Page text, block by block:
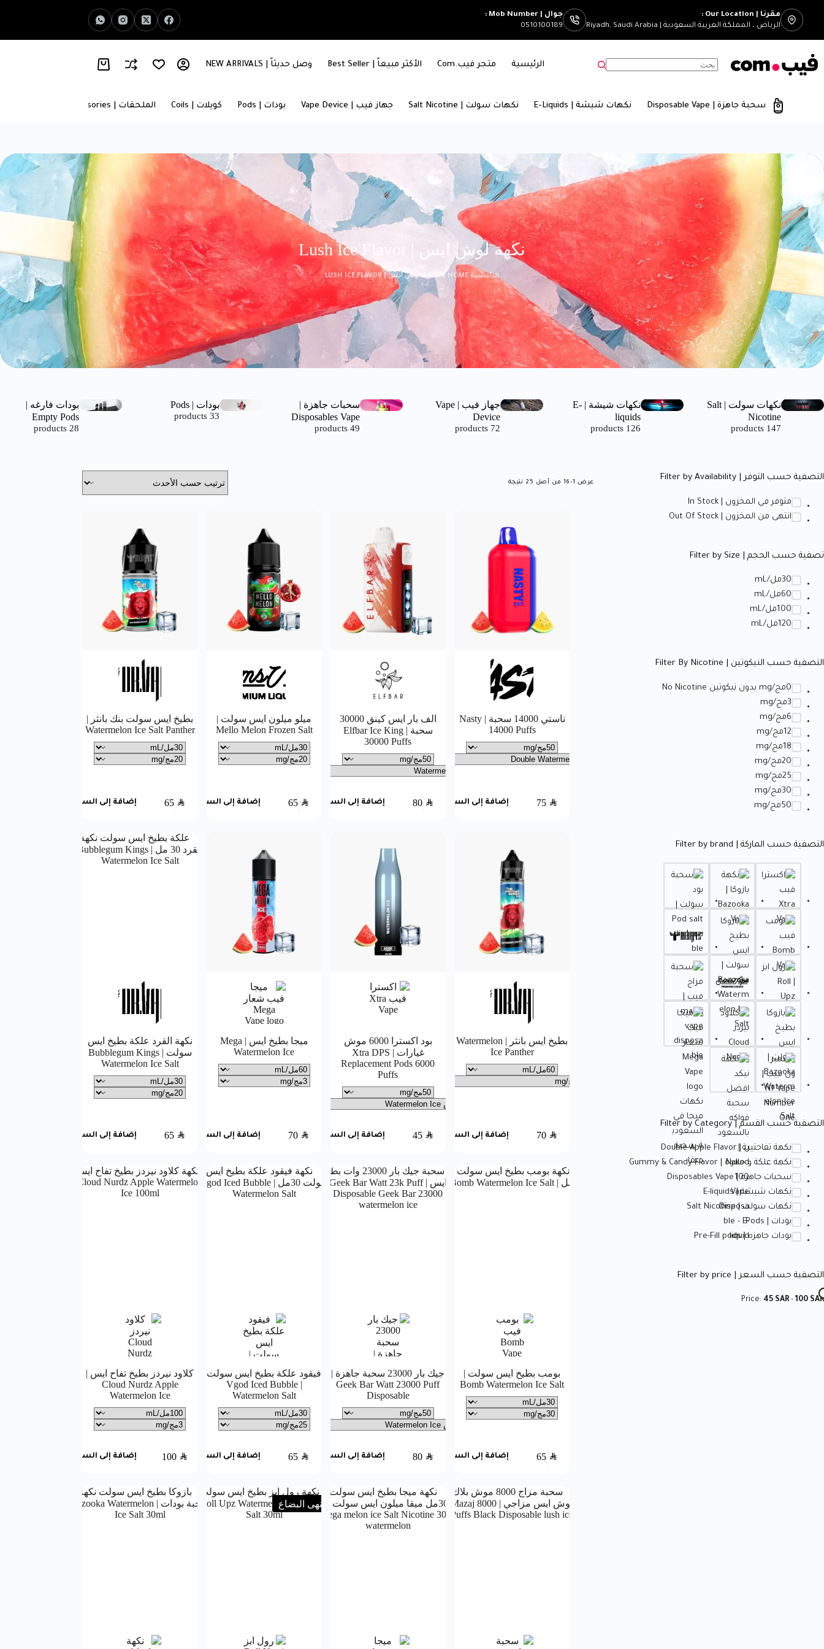
مقرنا | Our Location :
الرياض ، المملكة العربية السعودية | Riyadh, Saudi Arabia
جوال | Mob Number :
0510100189
الرئيسية متجر فيب.com الأكثر مبيعاً | Best Seller وصل حديثاً | NEW ARRIVALS اخبار الفيب | Vape News
سحبة جاهزة | Disposable Vape نكهات شيشة | E-Liquids نكهات سولت | Salt Nicotine جهاز فيب | Vape Device بودات | Pods كويلات | Coils الملحقات | Accessories
نكهة لوش ايس | Lush Ice Flavor
الرئيسية HOME »نكهة لوش ايس | LUSH ICE FLAVOR
نكهات سولت | Salt
Nicotine
147 products
نكهات شيشة | E-
liquids
126 products
جهاز فيب | Vape
Device
72 products
سحبات جاهزة |
Disposables Vape
49 products
بودات | Pods
33 products
بودات فارغه |
Empty Pods
28 products
عرض 1–16 من أصل 25 نتيجة
ناستي 14000 سحبة | Nasty
14000 Puffs
75 SAR إضافة إلى السلة
الف بار ايس كينق 30000
سحبة | Elfbar Ice King
30000 Puffs
80 SAR إضافة إلى السلة
ميلو ميلون ايس سولت |
Mello Melon Frozen Salt
65 SAR إضافة إلى السلة
بطيخ ايس سولت بنك بانثر |
Watermelon Ice Salt Panther
65 SAR إضافة إلى السلة
بطيخ ايس بانثر | Watermelon
Ice Panther
70 SAR إضافة إلى السلة
بود اكسترا 6000 موش
غيارات | Xtra DPS
Replacement Pods 6000
Puffs
45 SAR إضافة إلى السلة
ميجا بطيخ ايس | Mega
Watermelon Ice
70 SAR إضافة إلى السلة
نكهة القرد علكة بطيخ ايس
سولت | Bubblegum Kings
Watermelon Ice Salt
65 SAR إضافة إلى السلة
بومب بطيخ ايس سولت |
Bomb Watermelon Ice Salt
65 SAR إضافة إلى السلة
جيك بار 23000 سحبة جاهزة |
Geek Bar Watt 23000 Puff
Disposable
80 SAR إضافة إلى السلة
فيقود علكة بطيخ ايس سولت
| Vgod Iced Bubble
Watermelon Salt
65 SAR إضافة إلى السلة
كلاود نيردز بطيخ تفاح ايس |
Cloud Nurdz Apple
Watermelon Ice
100 SAR إضافة إلى السلة
انتهى البضاع
التصفية حسب التوفر | Filter by Availability
متوفر في المخزون | In Stock
انتهى من المخزون | Out Of Stock
تصفية حسب الحجم | Filter by Size
30مل/mL
60مل/mL
100مل/mL
120مل/mL
التصفية حسب النيكوتين | Filter By Nicotine
0مج/mg بدون نيكوتين No Nicotine
3مج/mg
6مج/mg
12مج/mg
18مج/mg
20مج/mg
25مج/mg
30مج/mg
50مج/mg
التصفية حسب الماركة | Filter by brand
التصفية حسب القسم | Filter by Category
نكهة تفاحتين | Double Apple Flavor
نكهة علكة و حلاوة | Gummy & Candy Flavor
سحبات جاهزة | Disposables Vape
نكهات شيشة | E-liquids
نكهات سولت | Salt Nicotine
بودات | Pods
بودات جاهزه | Pre-Fill pods
التصفية حسب السعر | Filter by price
Price: 45 SAR- 100 SAR